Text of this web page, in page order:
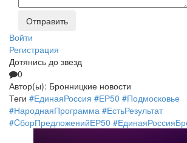
Войти
Регистрация
Дотянись до звезд
0
Автор(ы): Бронницкие новости
Теги #ЕдинаяРоссия #ЕР50 #Подмосковье
#НароднаяПрограмма #ЕстьРезультат
#CборПредложенийЕР50